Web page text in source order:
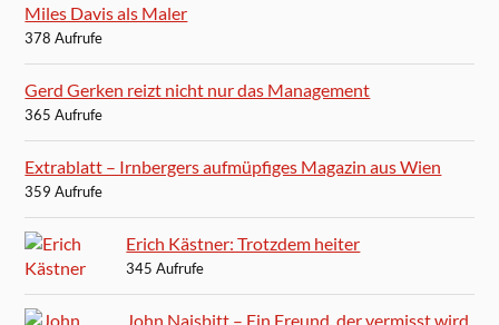
Miles Davis als Maler
378 Aufrufe
Gerd Gerken reizt nicht nur das Management
365 Aufrufe
Extrablatt – Irnbergers aufmüpfiges Magazin aus Wien
359 Aufrufe
Erich Kästner: Trotzdem heiter
345 Aufrufe
John Naisbitt – Ein Freund, der vermisst wird